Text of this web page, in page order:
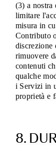
(3) a nostra
limitare
misura in
Contributo
discrezione
rimuovere
contenuti
qualche
i Servizi in
proprietà e
8.